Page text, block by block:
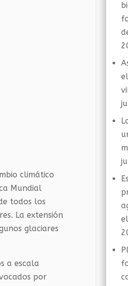
climático
Mundial
todos los
La extensión
glaciares
a escala
por